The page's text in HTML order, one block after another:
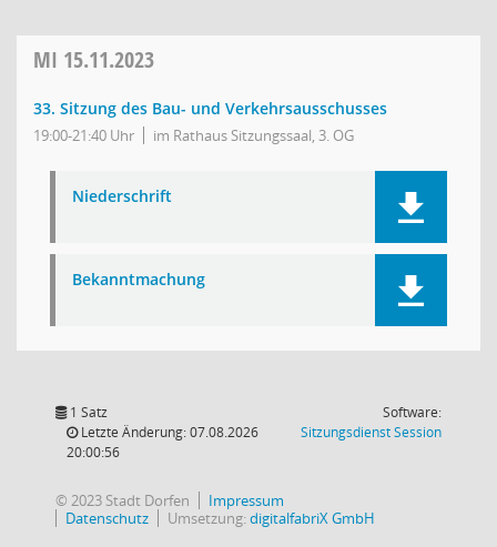
MI 15.11.2023
33. Sitzung des Bau- und Verkehrsausschusses
19:00-21:40 Uhr im Rathaus Sitzungssaal, 3. OG
Niederschrift
Bekanntmachung
1 Satz
Letzte Änderung: 07.08.2026
20:00:56
Software:
SitzungsdienstSession(Wird in
© 2023 Stadt Dorfen
Impressum
Datenschutz
Umsetzung:digitalfabriX GmbH